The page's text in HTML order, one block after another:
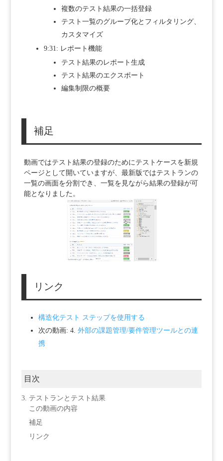
複数のテスト結果の一括登録
テスト一覧のグループ化とフィルタリング、
カスタマイズ
9:31: レポート機能
テスト結果のレポート生成
テスト結果のエクスポート
編集制限の概要
補足
動画ではテスト結果の登録のためにテストケースを新規
ページとして開いていますが、最新版ではテストランの
一覧の画面を分割でき、一覧を見ながら結果の登録が可
能となりました。
リンク
構造化テスト ステップを使用する
次の動画: 4. 外部の課題管理/要件管理ツールとの連
携
目次
3. テストランとテスト結果
この動画の内容
補足
リンク